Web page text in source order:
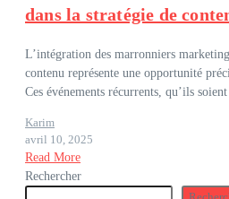
dans la stratégie de
L’intégration des marronniers
contenu représente une opportunité
Ces événements récurrents, qu’ils soient
Karim
avril 10, 2025
Read More
Rechercher